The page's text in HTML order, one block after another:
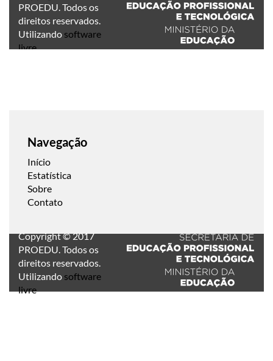
PROEDU. Todos os
direitos reservados.
Utilizando software
livre.
Navegação
Início
Estatística
Sobre
Contato
Copyright © 2017
PROEDU. Todos os
direitos reservados.
Utilizando software
livre.